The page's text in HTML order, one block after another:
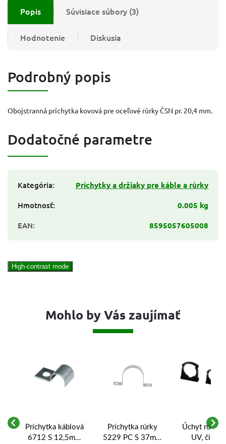
Popis Súvisiace súbory (3)
Hodnotenie Diskusia
Podrobný popis
Obojstranná príchytka kovová pre oceľové rúrky ČSN pr. 20,4 mm.
Dodatočné parametre
Kategória:
Príchytky a držiaky pre káble a rúrky
Hmotnosť:
0.005 kg
EAN: 8595057605008
High-contrast mode
Mohlo by Vás zaujímať
Príchytka káblová
6712 S 12,5mm
Príchytka rúrky
5229 PC S 37mm
Úchyt rúrky
UV,